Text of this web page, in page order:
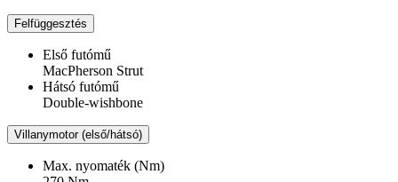
Felfüggesztés
Első futómű
MacPherson Strut
Hátsó futómű
Double-wishbone
Villanymotor (első/hátsó)
Max. nyomaték (Nm)